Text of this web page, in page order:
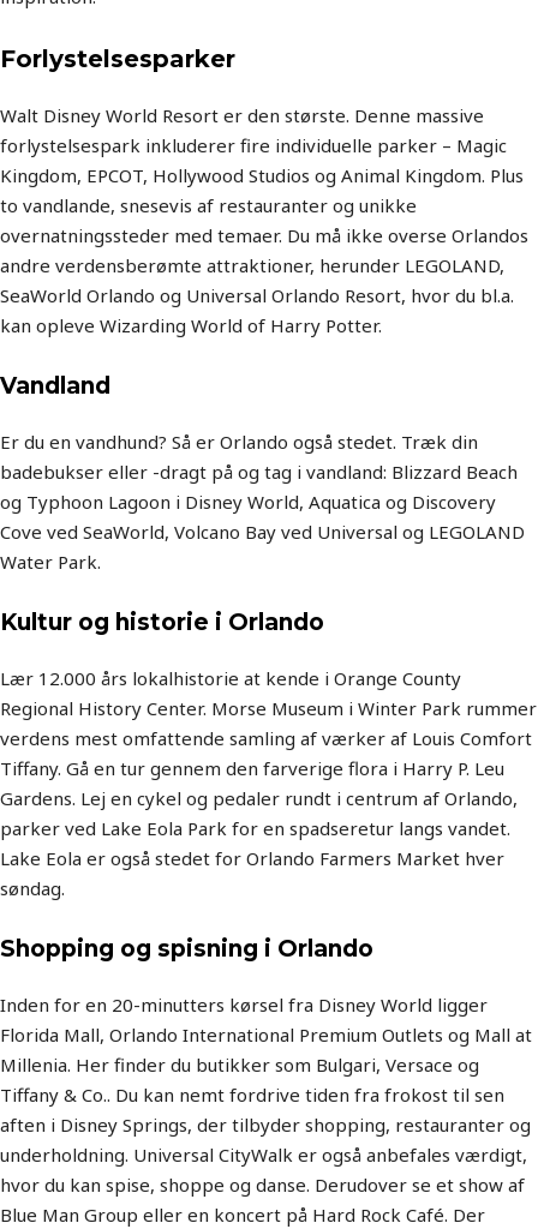
Forlystelsesparker
Walt Disney World Resort er den største. Denne massive
forlystelsespark inkluderer fire individuelle parker – Magic
Kingdom, EPCOT, Hollywood Studios og Animal Kingdom. Plus
to vandlande, snesevis af restauranter og unikke
overnatningssteder med temaer. Du må ikke overse Orlandos
andre verdensberømte attraktioner, herunder LEGOLAND,
SeaWorld Orlando og Universal Orlando Resort, hvor du bl.a.
kan opleve Wizarding World of Harry Potter.
Vandland
Er du en vandhund? Så er Orlando også stedet. Træk din
badebukser eller -dragt på og tag i vandland: Blizzard Beach
og Typhoon Lagoon i Disney World, Aquatica og Discovery
Cove ved SeaWorld, Volcano Bay ved Universal og LEGOLAND
Water Park.
Kultur og historie i Orlando
Lær 12.000 års lokalhistorie at kende i Orange County
Regional History Center. Morse Museum i Winter Park rummer
verdens mest omfattende samling af værker af Louis Comfort
Tiffany. Gå en tur gennem den farverige flora i Harry P. Leu
Gardens. Lej en cykel og pedaler rundt i centrum af Orlando,
parker ved Lake Eola Park for en spadseretur langs vandet.
Lake Eola er også stedet for Orlando Farmers Market hver
søndag.
Shopping og spisning i Orlando
Inden for en 20-minutters kørsel fra Disney World ligger
Florida Mall, Orlando International Premium Outlets og Mall at
Millenia. Her finder du butikker som Bulgari, Versace og
Tiffany & Co.. Du kan nemt fordrive tiden fra frokost til sen
aften i Disney Springs, der tilbyder shopping, restauranter og
underholdning. Universal CityWalk er også anbefales værdigt,
hvor du kan spise, shoppe og danse. Derudover se et show af
Blue Man Group eller en koncert på Hard Rock Café. Der